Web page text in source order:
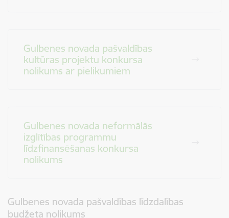
Gulbenes novada pašvaldības
kultūras projektu konkursa
nolikums ar pielikumiem
Gulbenes novada neformālās
izglītības programmu
līdzfinansēšanas konkursa
nolikums
Gulbenes novada pašvaldības līdzdalības
budžeta nolikums